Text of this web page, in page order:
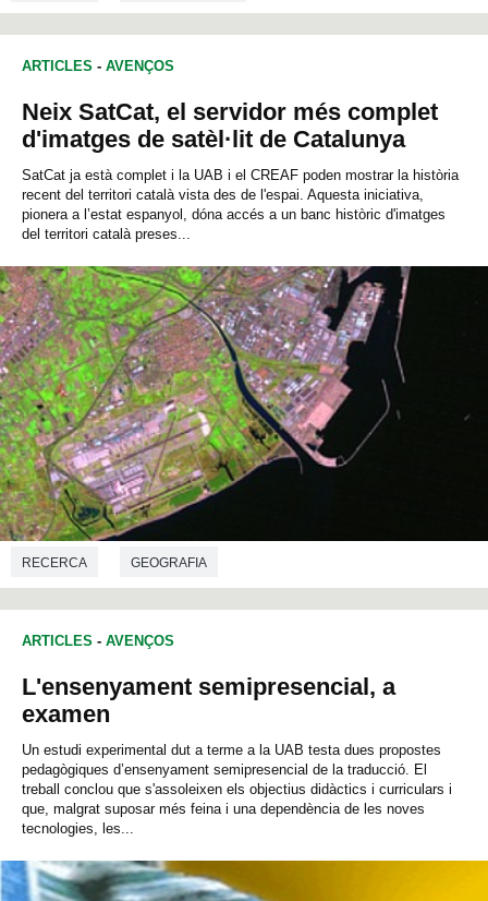
ARTICLES - AVENÇOS
Neix SatCat, el servidor més complet
d'imatges de satèl·lit de Catalunya
SatCat ja està complet i la UAB i el CREAF poden mostrar la història
recent del territori català vista des de l'espai. Aquesta iniciativa,
pionera a l’estat espanyol, dóna accés a un banc històric d'imatges
del territori català preses...
RECERCA GEOGRAFIA
ARTICLES - AVENÇOS
L'ensenyament semipresencial, a
examen
Un estudi experimental dut a terme a la UAB testa dues propostes
pedagògiques d’ensenyament semipresencial de la traducció. El
treball conclou que s'assoleixen els objectius didàctics i curriculars i
que, malgrat suposar més feina i una dependència de les noves
tecnologies, les...